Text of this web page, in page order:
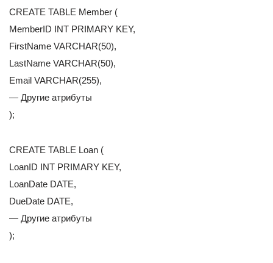
CREATE TABLE Member (
MemberID INT PRIMARY KEY,
FirstName VARCHAR(50),
LastName VARCHAR(50),
Email VARCHAR(255),
— Другие атрибуты
);
CREATE TABLE Loan (
LoanID INT PRIMARY KEY,
LoanDate DATE,
DueDate DATE,
— Другие атрибуты
);